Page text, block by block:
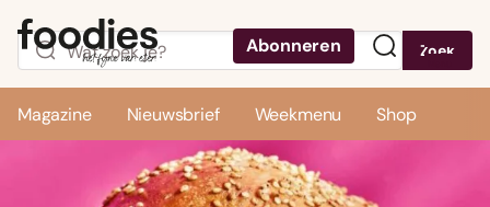
Abonneren Zoek
Magazine Nieuwsbrief Weekmenu Shop